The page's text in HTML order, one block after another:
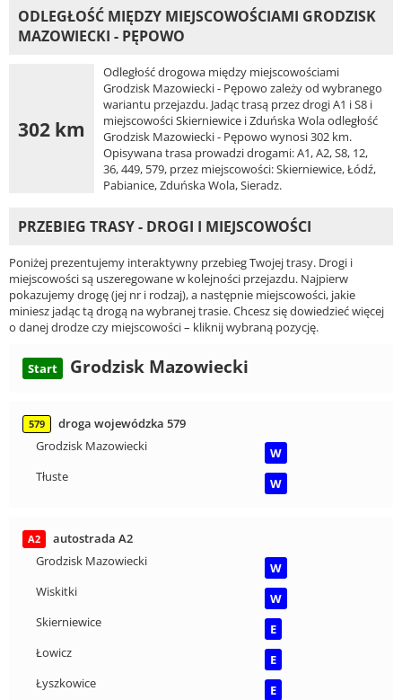
ODLEGŁOŚĆ MIĘDZY MIEJSCOWOŚCIAMI GRODZISK
MAZOWIECKI - PĘPOWO
302 km
Odległość drogowa między miejscowościami
Grodzisk Mazowiecki - Pępowo zależy od wybranego
wariantu przejazdu. Jadąc trasą przez drogi A1 i S8 i
miejscowości Skierniewice i Zduńska Wola odległość
Grodzisk Mazowiecki - Pępowo wynosi 302 km.
Opisywana trasa prowadzi drogami: A1, A2, S8, 12,
36, 449, 579, przez miejscowości: Skierniewice, Łódź,
Pabianice, Zduńska Wola, Sieradz.
PRZEBIEG TRASY - DROGI I MIEJSCOWOŚCI
Poniżej prezentujemy interaktywny przebieg Twojej trasy. Drogi i
miejscowości są uszeregowane w kolejności przejazdu. Najpierw
pokazujemy drogę (jej nr i rodzaj), a następnie miejscowości, jakie
miniesz jadąc tą drogą na wybranej trasie. Chcesz się dowiedzieć więcej
o danej drodze czy miejscowości – kliknij wybraną pozycję.
Start Grodzisk Mazowiecki
579
droga wojewódzka 579
Grodzisk Mazowiecki
W
Tłuste
W
A2
autostrada A2
Grodzisk Mazowiecki
W
Wiskitki
W
Skierniewice
E
Łowicz
E
Łyszkowice
E